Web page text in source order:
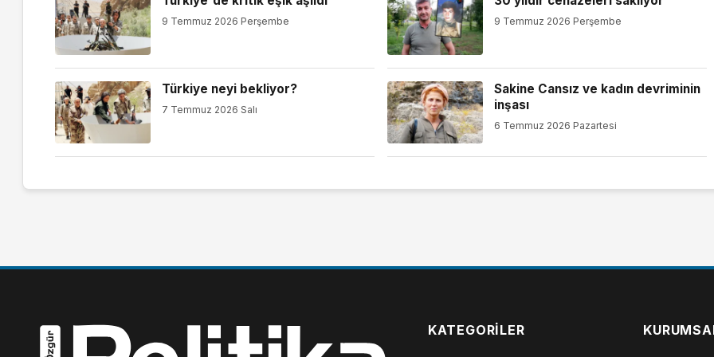
9 Temmuz 2026 Perşembe 9 Temmuz 2026 Perşembe
Türkiye neyi bekliyor?
7 Temmuz 2026 Salı
Sakine Cansız ve kadın devriminin
inşası
6 Temmuz 2026 Pazartesi
KATEGORILER